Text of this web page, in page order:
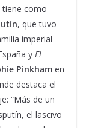
tiene como
, que tuvo
imperial
y El
Pinkham en
destaca el
“Más de un
el lascivo